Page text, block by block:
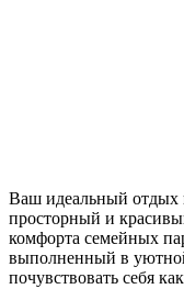
Ваш идеальный отдых
просторный и
комфорта семейных
выполненный в
почувствовать себя